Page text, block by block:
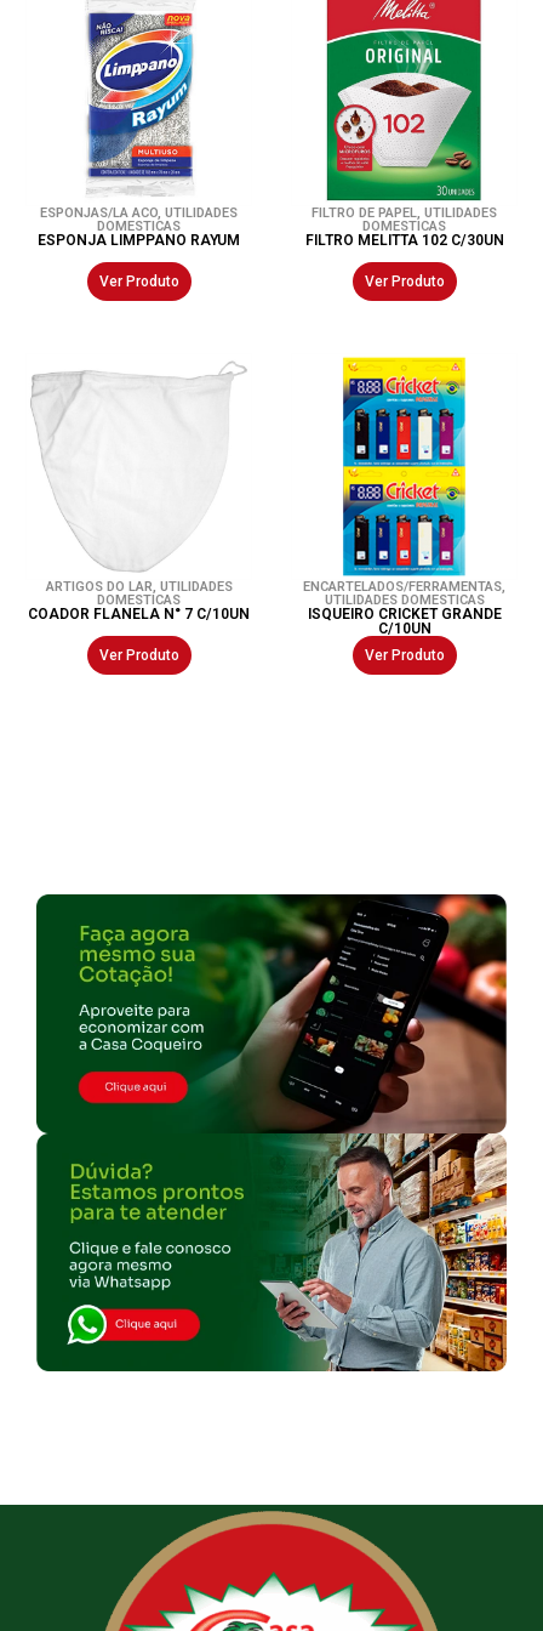
ESPONJAS/LA ACO, UTILIDADES
DOMESTICAS
ESPONJA LIMPPANO RAYUM
Ver Produto
FILTRO DE PAPEL, UTILIDADES
DOMESTICAS
FILTRO MELITTA 102 C/30UN
Ver Produto
ARTIGOS DO LAR, UTILIDADES
DOMESTICAS
COADOR FLANELA N° 7 C/10UN
Ver Produto
ENCARTELADOS/FERRAMENTAS,
UTILIDADES DOMESTICAS
ISQUEIRO CRICKET GRANDE
C/10UN
Ver Produto